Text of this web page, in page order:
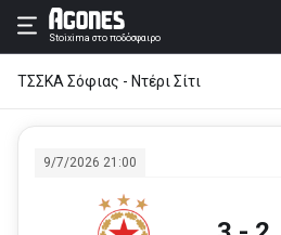
Stoixima στο ποδόσφαιρο
ΤΣΣΚΑ Σόφιας - Ντέρι Σίτι
9/7/2026 21:00